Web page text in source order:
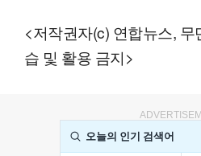
<저작권자(c) 연합뉴스,
습 및 활용 금지>